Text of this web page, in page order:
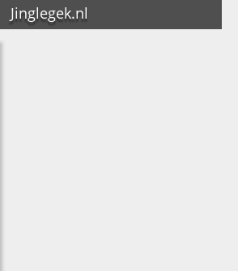
Jinglegek.nl